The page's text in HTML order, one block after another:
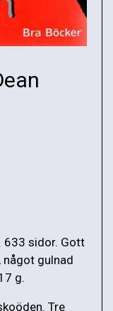
633 sidor. Gott
något gulnad
g.
Tre